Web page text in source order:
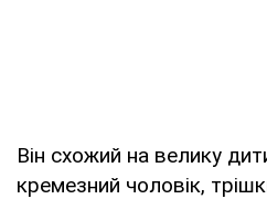
Він схожий на велику
кремезний чоловік,